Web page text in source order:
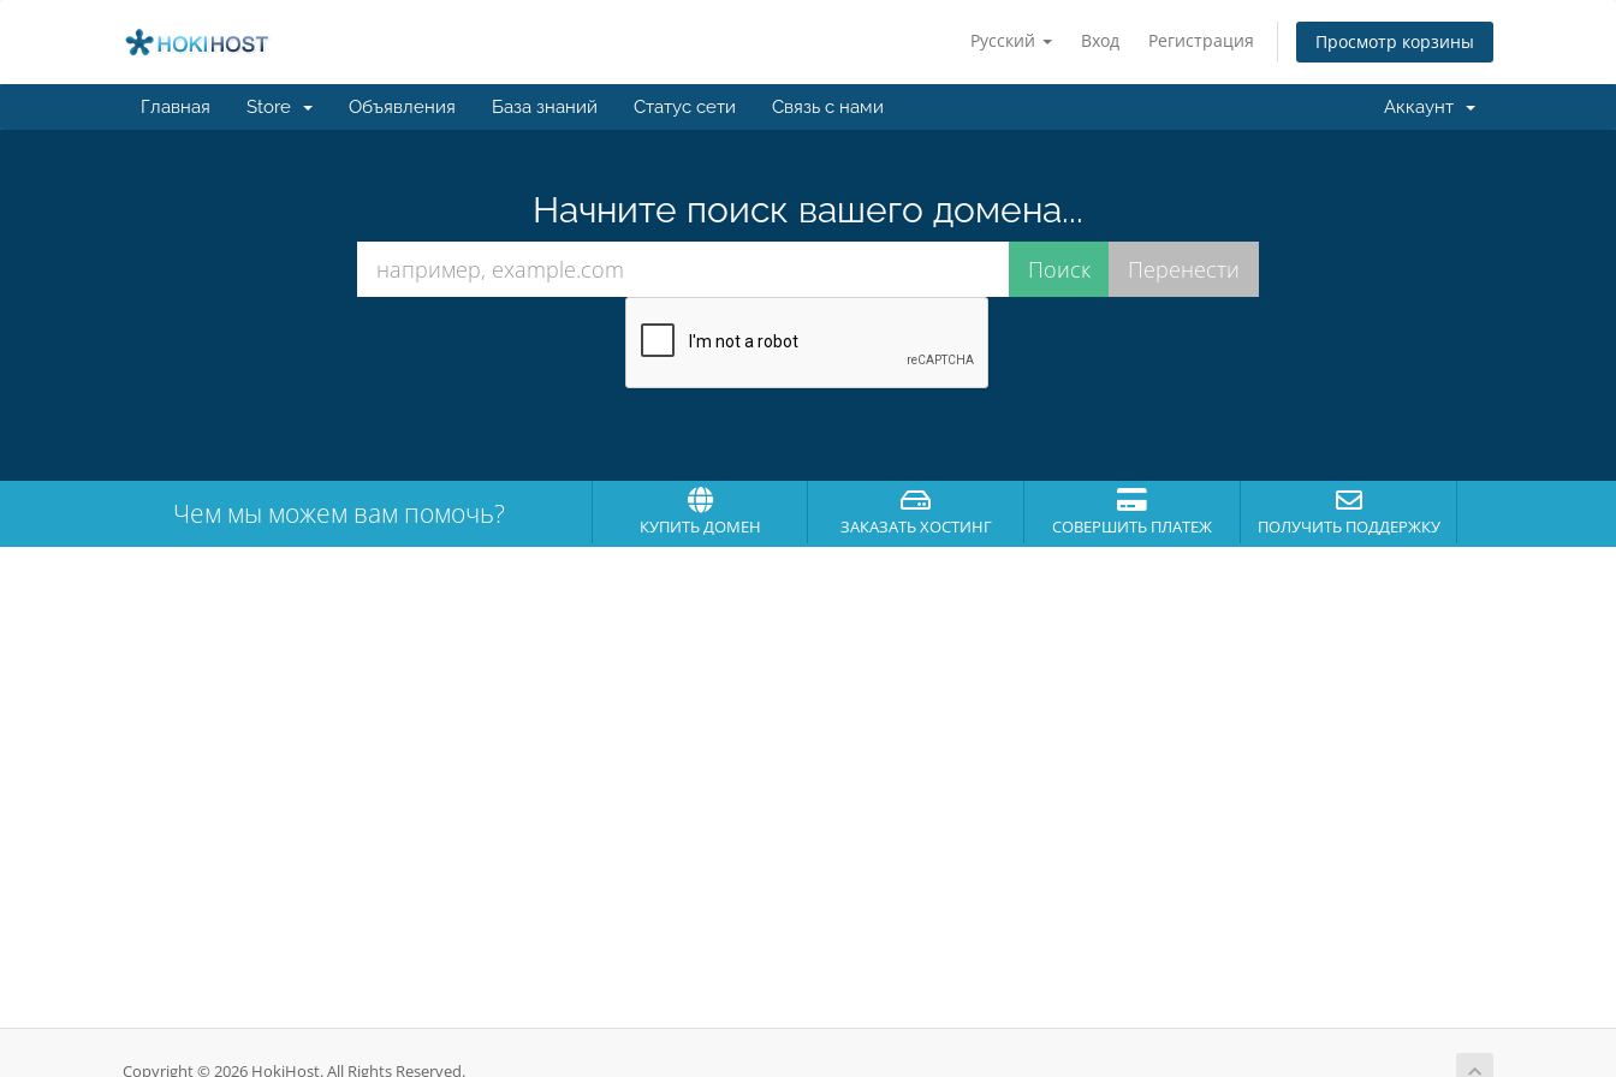
Русский Вход Регистрация Просмотр корзины
Главная Store Объявления База знаний Статус сети Связь с нами Аккаунт
Начните поиск вашего домена...
Чем мы можем вам помочь? КУПИТЬ ДОМЕН ЗАКАЗАТЬ ХОСТИНГ СОВЕРШИТЬ ПЛАТЕЖ ПОЛУЧИТЬ ПОДДЕРЖКУ
Copyright © 2026 HokiHost. All Rights Reserved.